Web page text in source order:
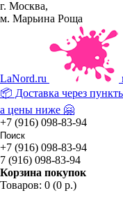
г. Москва,
м. Марьина Роща
LaNord.ru
📦 Доставка через
а цены ниже 🤗
+7 (916) 098-83-94
+7 (916) 098-83-94
7 (916) 098-83-94
Корзина покупок
Товаров: 0 (0 р.)